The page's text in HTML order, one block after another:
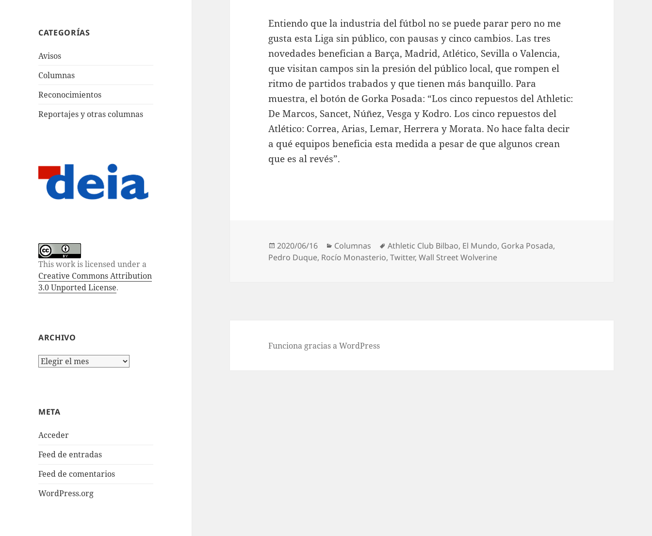
CATEGORÍAS
Avisos
Columnas
Reconocimientos
Reportajes y otras columnas
This work is licensed under a
Creative Commons Attribution
3.0 Unported License.
ARCHIVO
Archivo
META
Acceder
Feed de entradas
Feed de comentarios
WordPress.org
Entiendo que la industria del fútbol no se puede parar pero no me
gusta esta Liga sin público, con pausas y cinco cambios. Las tres
novedades benefician a Barça, Madrid, Atlético, Sevilla o Valencia,
que visitan campos sin la presión del público local, que rompen el
ritmo de partidos trabados y que tienen más banquillo. Para
muestra, el botón de Gorka Posada: “Los cinco repuestos del Athletic:
De Marcos, Sancet, Núñez, Vesga y Kodro. Los cinco repuestos del
Atlético: Correa, Arias, Lemar, Herrera y Morata. No hace falta decir
a qué equipos beneficia esta medida a pesar de que algunos crean
que es al revés”.
Publicado
el
2020/06/16 Categorías
Columnas Etiquetas
Athletic Club Bilbao, El Mundo, Gorka Posada,
Pedro Duque, Rocío Monasterio,Twitter,Wall Street Wolverine
Funciona gracias a WordPress